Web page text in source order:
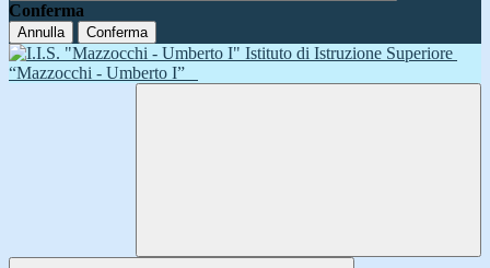
Conferma
Annulla Conferma
Istituto di Istruzione Superiore
“Mazzocchi - Umberto I”